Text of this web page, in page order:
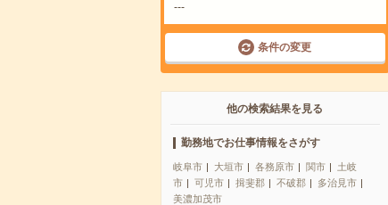
---
条件の変更
他の検索結果を見る
勤務地でお仕事情報をさがす
岐阜市 大垣市 各務原市 関市
土岐
市
可児市 揖斐郡 不破郡
多治見市
美濃加茂市